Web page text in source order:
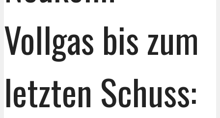
Vollgas bis zum
letzten Schuss: